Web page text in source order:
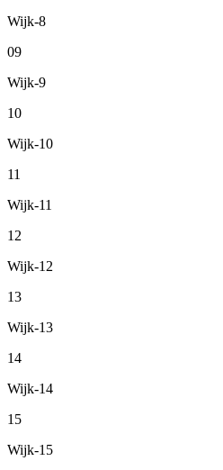
Wijk-8
09
Wijk-9
10
Wijk-10
11
Wijk-11
12
Wijk-12
13
Wijk-13
14
Wijk-14
15
Wijk-15